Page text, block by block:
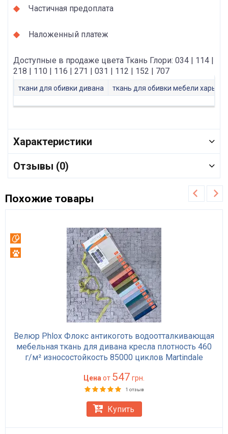
Частичная предоплата
Наложенный платеж
Доступные в продаже цвета Ткань Глори: 034 | 114 |
218 | 110 | 116 | 271 | 031 | 112 | 152 | 707
ткани для обивки дивана ткань для обивки мебели харьков
Характеристики
Отзывы (0)
Похожие товары
Велюр Phlox Флокс антикоготь водоотталкивающая
мебельная ткань для дивана кресла плотность 460
г/м² износостойкость 85000 циклов Martindale
Цена от 547 грн.
1 отзыв
Купить